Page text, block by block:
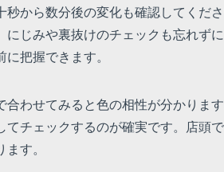
秒から数分後の変化も確認してくだ
じみや裏抜けのチェックも忘れず
把握できます。
合わせてみると色の相性が分かりま
てチェックするのが確実です。店頭
す。